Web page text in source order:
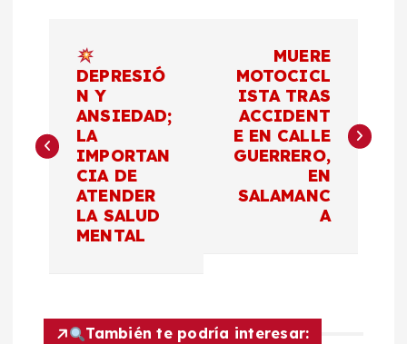
v
e
c
DEPRESIÓ
N Y
ANSIEDAD;
LA
IMPORTAN
CIA DE
ATENDER
LA SALUD
MENTAL
MUERE
MOTOCICL
ISTA TRAS
ACCIDENT
E EN CALLE
GUERRERO,
EN
SALAMANC
A
También te podría interesar: